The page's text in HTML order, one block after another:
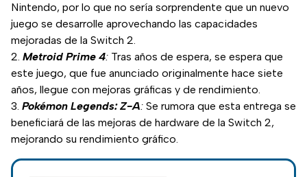
Nintendo, por lo que no sería sorprendente que un nuevo
juego se desarrolle aprovechando las capacidades
mejoradas de la Switch 2.
Metroid Prime 4: Tras años de espera, se espera que
este juego, que fue anunciado originalmente hace siete
años, llegue con mejoras gráficas y de rendimiento.
Pokémon Legends: Z-A: Se rumora que esta entrega se
beneficiará de las mejoras de hardware de la Switch 2,
mejorando su rendimiento gráfico.